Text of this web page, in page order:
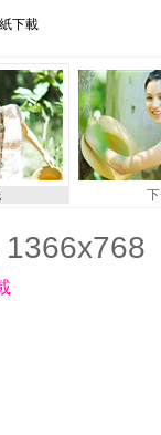
下載
1366x768